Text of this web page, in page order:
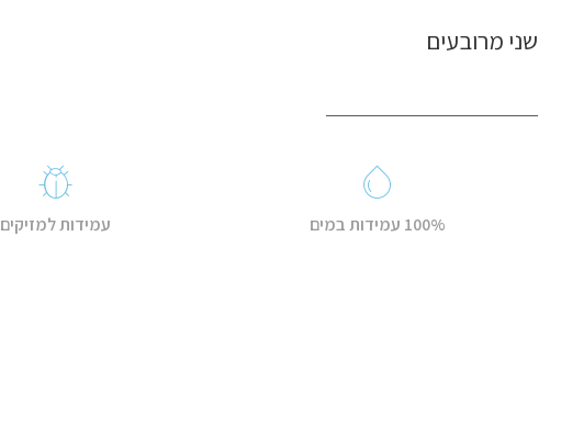
שני מרובעים
100% עמידות במים עמידות למזיקים